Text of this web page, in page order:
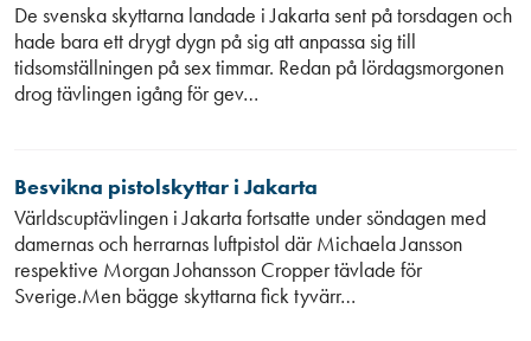
De svenska skyttarna landade i Jakarta sent på torsdagen och
hade bara ett drygt dygn på sig att anpassa sig till
tidsomställningen på sex timmar. Redan på lördagsmorgonen
drog tävlingen igång för gev…
Besvikna pistolskyttar i Jakarta
Världscuptävlingen i Jakarta fortsatte under söndagen med
damernas och herrarnas luftpistol där Michaela Jansson
respektive Morgan Johansson Cropper tävlade för
Sverige.Men bägge skyttarna fick tyvärr…